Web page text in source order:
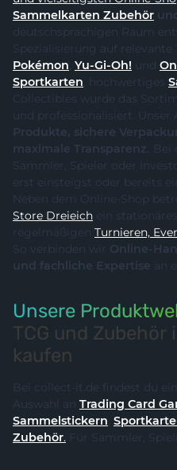
Sammelkarten Zubehör
deutschsprachigen Raum
Spezialisierung
Pokémon, Yu-Gi-Oh! und
Sportkarten , hochwertiges
Collectibles wurde das Sortiment kontinuierlich
und
Produkte, sichere Verpackung, schneller Versand und
maximale Transparenz. Bei collect-it.de kaufst du als
Sammler, Spieler oder Investor ein – egal, ob
erst einsteigst oder bereits ein
Neben dem Online-Shop
Store Dreieich ein
regelmäßigen
So verbinden wir Online-Handel, lokale TCG-
und fachliche Expertise an
Unsere
TCG und Zubehör
kaufen
Bei collect-it.de findest du
Auswahl an
Trading Card
Sammelstickern,
Zubehör. Für Sammler,